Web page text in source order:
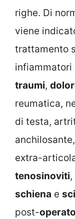
righe. Di
viene
trattamento
infiammatori
traumi,
reumatica,
di testa,
extra-
tenosinoviti,
schiena e
post-